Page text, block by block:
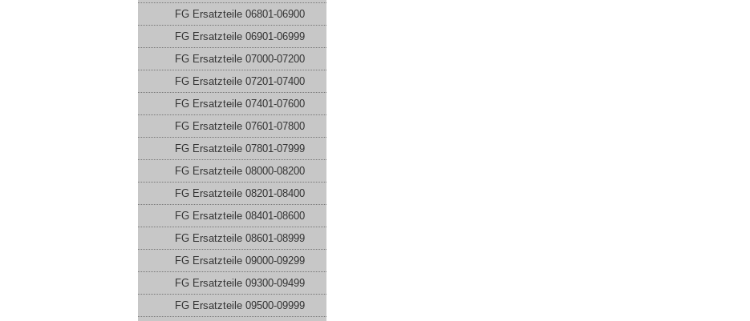
FG Ersatzteile 06801-06900
FG Ersatzteile 06901-06999
FG Ersatzteile 07000-07200
FG Ersatzteile 07201-07400
FG Ersatzteile 07401-07600
FG Ersatzteile 07601-07800
FG Ersatzteile 07801-07999
FG Ersatzteile 08000-08200
FG Ersatzteile 08201-08400
FG Ersatzteile 08401-08600
FG Ersatzteile 08601-08999
FG Ersatzteile 09000-09299
FG Ersatzteile 09300-09499
FG Ersatzteile 09500-09999